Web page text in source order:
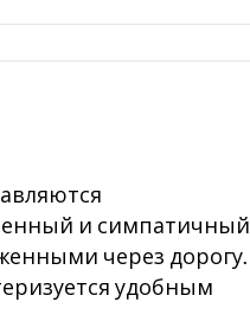
и симпатичный
через дорогу.
удобным